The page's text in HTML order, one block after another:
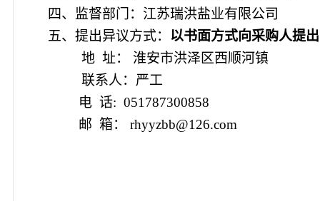
四、监督部门： 江苏瑞洪盐业有限公司
五、提出异议方式： 以书面方式向采购人提出
地 址： 淮安市洪泽区西顺河镇
联系人：严工
电 话: 051787300858
邮 箱： rhyyzbb@126.com